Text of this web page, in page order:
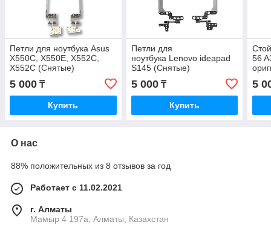
Петли для ноутбука Asus
X550C, X550E, X552C,
X552C (Снятые)
5 000 ₸
Купить
Петли для
ноутбука Lenovo ideapad
S145 (Снятые)
5 000₸
Купить
56
5
О нас
88% положительных из 8 отзывов за год
Работает с 11.02.2021
г. Алматы
Мамыр 4 197а, Алматы, Казахстан